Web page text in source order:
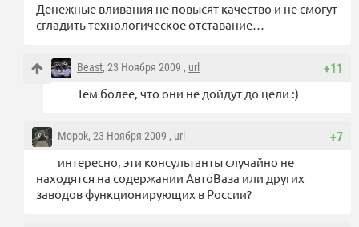
Денежные вливания не повысят качество и не смогут
сгладить технологическое отставание…
+11
Beast, 23 Ноября 2009 , url
Тем более, что они не дойдут до цели :)
+7
Mopok, 23 Ноября 2009 , url
интересно, эти консультанты случайно не
находятся на содержании АвтоВаза или других
заводов функционирующих в России?